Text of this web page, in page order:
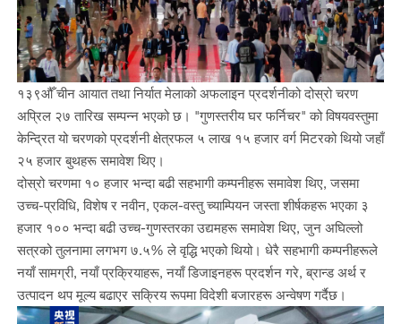
१३९औँ चीन आयात तथा निर्यात मेलाको अफलाइन प्रदर्शनीको दोस्रो चरण
अप्रिल २७ तारिख सम्पन्न भएको छ। "गुणस्तरीय घर फर्निचर" को विषयवस्तुमा
केन्द्रित यो चरणको प्रदर्शनी क्षेत्रफल ५ लाख १५ हजार वर्ग मिटरको थियो जहाँ
२५ हजार बुथहरू समावेश थिए।
दोस्रो चरणमा १० हजार भन्दा बढी सहभागी कम्पनीहरू समावेश थिए, जसमा
उच्च-प्रविधि, विशेष र नवीन, एकल-वस्तु च्याम्पियन जस्ता शीर्षकहरू भएका ३
हजार १०० भन्दा बढी उच्च-गुणस्तरका उद्यमहरू समावेश थिए, जुन अघिल्लो
सत्रको तुलनामा लगभग ७.५% ले वृद्धि भएको थियो। धेरै सहभागी कम्पनीहरूले
नयाँ सामग्री, नयाँ प्रक्रियाहरू, नयाँ डिजाइनहरू प्रदर्शन गरे, ब्रान्ड अर्थ र
उत्पादन थप मूल्य बढाएर सक्रिय रूपमा विदेशी बजारहरू अन्वेषण गर्दैछ।